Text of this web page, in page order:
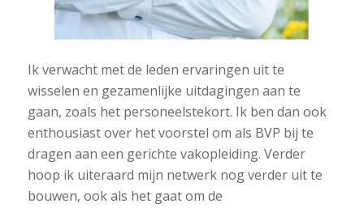
Ik verwacht met de leden ervaringen uit te
wisselen en gezamenlijke uitdagingen aan te
gaan, zoals het personeelstekort. Ik ben dan ook
enthousiast over het voorstel om als BVP bij te
dragen aan een gerichte vakopleiding. Verder
hoop ik uiteraard mijn netwerk nog verder uit te
bouwen, ook als het gaat om de